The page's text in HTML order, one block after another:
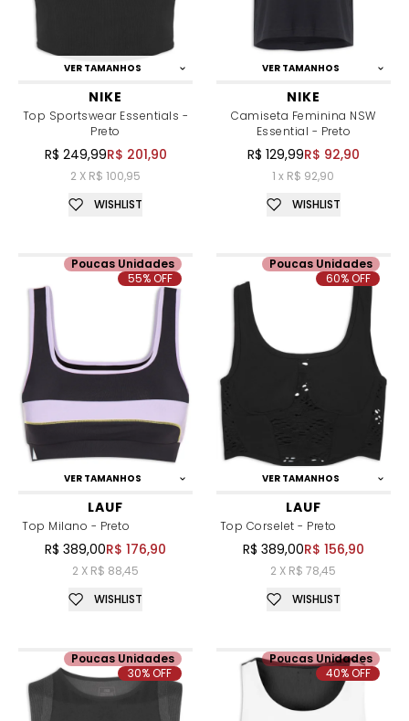
VER TAMANHOS
NIKE
Top Sportswear Essentials -
Preto
R$ 249,99R$ 201,90
2 X R$ 100,95
WISHLIST
VER TAMANHOS
NIKE
Camiseta Feminina NSW
Essential - Preto
R$ 129,99R$ 92,90
1 x R$ 92,90
WISHLIST
VER TAMANHOS
LAUF
Top Milano - Preto
R$ 389,00R$ 176,90
2 X R$ 88,45
Poucas Unidades
55% OFF
WISHLIST
VER TAMANHOS
LAUF
Top Corselet - Preto
R$ 389,00R$ 156,90
2 X R$ 78,45
Poucas Unidades
60% OFF
WISHLIST
Poucas Unidades
30% OFF
Poucas Unidades
40% OFF